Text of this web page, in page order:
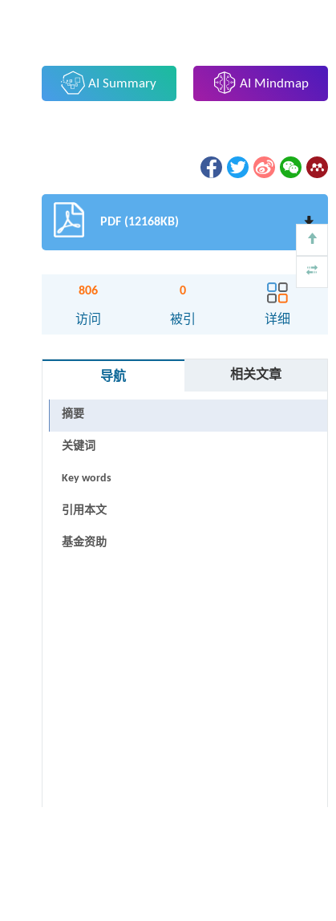
AI Summary AI Mindmap
PDF (12168KB)
806
访问
0
被引 详细
导航 相关文章
摘要
关键词
Key words
引用本文
基金资助